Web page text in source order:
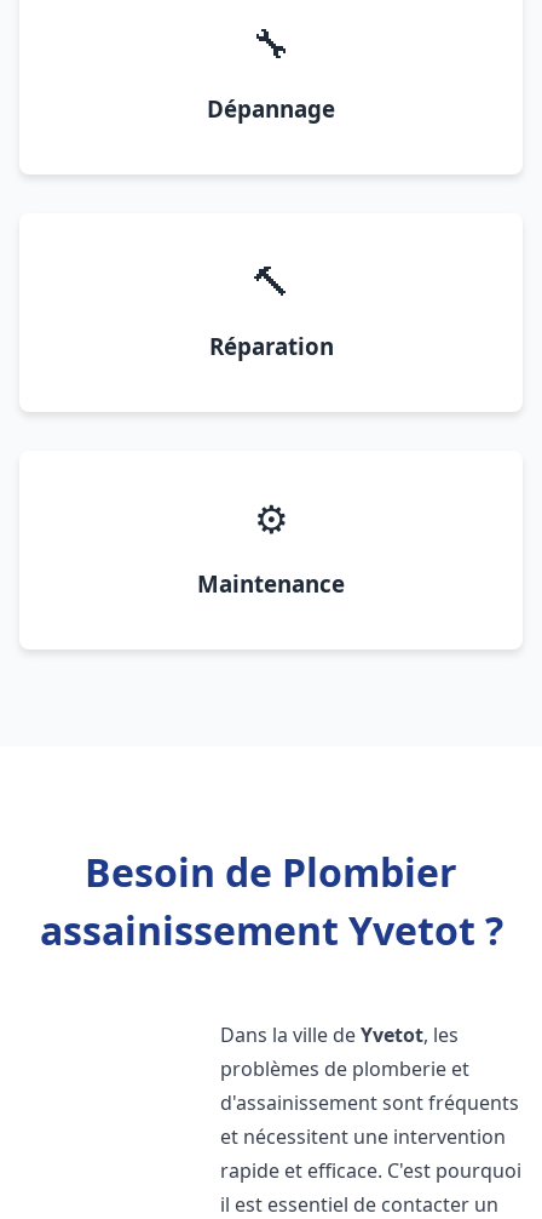
🔧
Dépannage
🔨
Réparation
⚙️
Maintenance
Besoin de Plombier
assainissement Yvetot ?
Dans la ville deYvetot, les
problèmes de plomberie et
d'assainissement sont fréquents
et nécessitent une intervention
rapide et efficace. C'est pourquoi
il est essentiel de contacter un